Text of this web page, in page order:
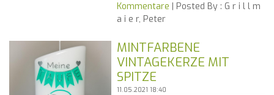
Kommentare | Posted By : G r i l l m
a i e r, Peter
MINTFARBENE
VINTAGEKERZE MIT
SPITZE
11.05.2021 18:40